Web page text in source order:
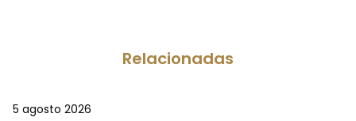
Relacionadas
5 agosto 2026